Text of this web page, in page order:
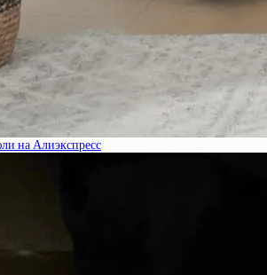
на Алиэкспресс